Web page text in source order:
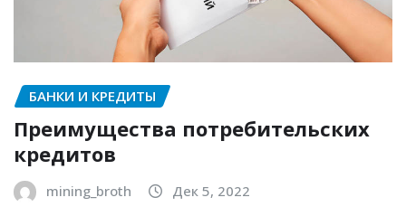
БАНКИ И КРЕДИТЫ
Преимущества потребительских
кредитов
mining_broth Дек 5, 2022